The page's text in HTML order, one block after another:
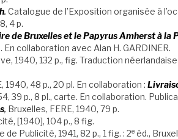
. Catalogue de l’Exposition organisée à
4 p.
de Bruxelles et le Papyrus Amherst à
collaboration avec Alan H. GARDINER.
1940, 132 p., fig. Traduction
1940, 48 p., 20 pl. En collaboration :
39 p., 8 pl., carte. En collaboration.
, Bruxelles, FERE, 1940, 79 p.
[1940], 104 p., 8 fig.
Publicité, 1941, 82 p., 1 fig. : 2eéd.,